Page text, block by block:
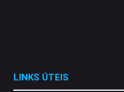
LINKS ÚTEIS